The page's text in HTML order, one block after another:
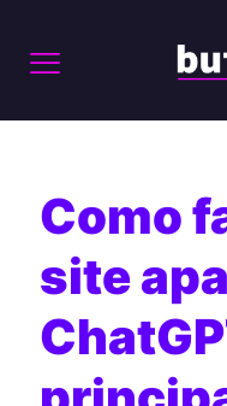
Como
site